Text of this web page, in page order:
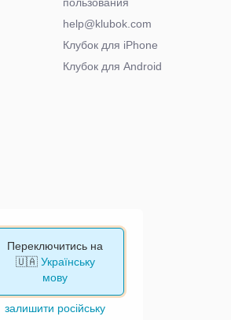
help@klubok.com
Клубок для iPhone
Клубок для Android
Переключитись на
🇺🇦 Українську
мову
залишити російську